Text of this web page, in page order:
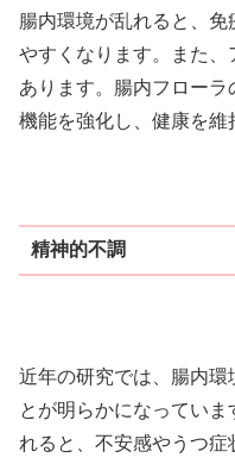
腸内環境が乱れると、免
やすくなります。また、
あります。腸内フロー
機能を強化し、健康を維
精神的不調
近年の研究では、腸内環
とが明らかになってい
れると、不安感やうつ症